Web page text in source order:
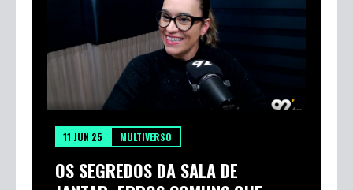
OS BASTIDORES DA VIDA ESCOLAR
COM MUITO HUMOR